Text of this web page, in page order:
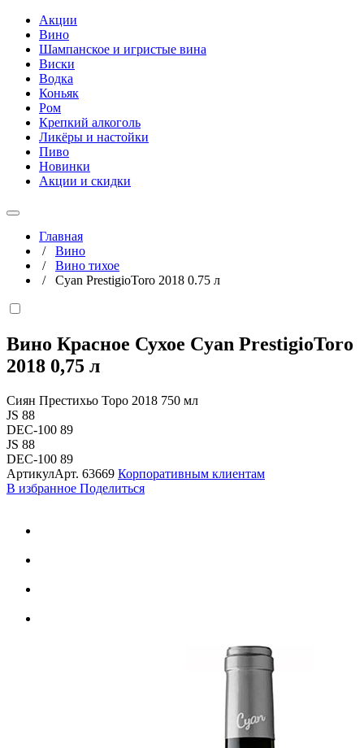
Акции
Вино
Шампанское и игристые вина
Виски
Водка
Коньяк
Ром
Крепкий алкоголь
Ликёры и настойки
Пиво
Новинки
Акции и скидки
Главная
/ Вино
/ Вино тихое
/ Cyan PrestigioToro 2018 0.75 л
Вино Красное Сухое Cyan PrestigioToro
2018 0,75 л
Сиян Престихьо Торо 2018 750 мл
JS 88
DEC-100 89
JS 88
DEC-100 89
АртикулАрт. 63669 Корпоративным клиентам
В избранное Поделиться